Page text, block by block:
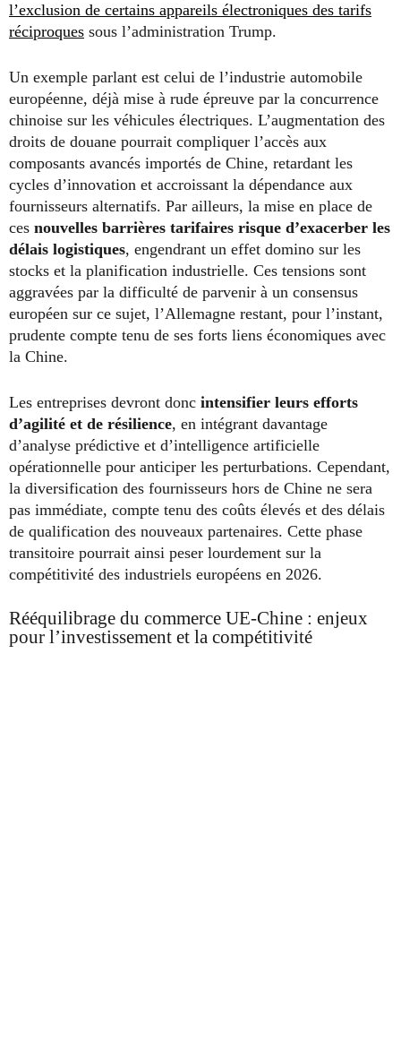
l’exclusion de certains appareils électroniques des tarifs
réciproques sous l’administration Trump.
Un exemple parlant est celui de l’industrie automobile
européenne, déjà mise à rude épreuve par la concurrence
chinoise sur les véhicules électriques. L’augmentation des
droits de douane pourrait compliquer l’accès aux
composants avancés importés de Chine, retardant les
cycles d’innovation et accroissant la dépendance aux
fournisseurs alternatifs. Par ailleurs, la mise en place de
ces nouvelles barrières tarifaires risque d’exacerber les
délais logistiques, engendrant un effet domino sur les
stocks et la planification industrielle. Ces tensions sont
aggravées par la difficulté de parvenir à un consensus
européen sur ce sujet, l’Allemagne restant, pour l’instant,
prudente compte tenu de ses forts liens économiques avec
la Chine.
Les entreprises devront donc intensifier leurs efforts
d’agilité et de résilience, en intégrant davantage
d’analyse prédictive et d’intelligence artificielle
opérationnelle pour anticiper les perturbations. Cependant,
la diversification des fournisseurs hors de Chine ne sera
pas immédiate, compte tenu des coûts élevés et des délais
de qualification des nouveaux partenaires. Cette phase
transitoire pourrait ainsi peser lourdement sur la
compétitivité des industriels européens en 2026.
Rééquilibrage du commerce UE-Chine : enjeux
pour l’investissement et la compétitivité